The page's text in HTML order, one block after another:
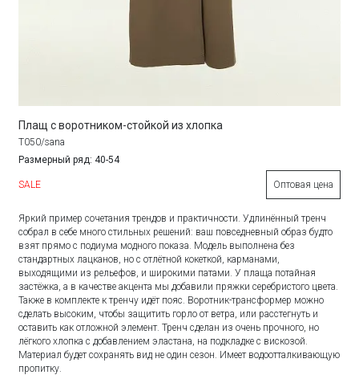
Плащ с воротником-стойкой из хлопка
T050/sana
Размерный ряд: 40-54
SALE Оптовая цена
Яркий пример сочетания трендов и практичности. Удлинённый тренч
собрал в себе много стильных решений: ваш повседневный образ будто
взят прямо с подиума модного показа. Модель выполнена без
стандартных лацканов, но с отлётной кокеткой, карманами,
выходящими из рельефов, и широкими патами. У плаща потайная
застёжка, а в качестве акцента мы добавили пряжки серебристого цвета.
Также в комплекте к тренчу идёт пояс. Воротник-трансформер можно
сделать высоким, чтобы защитить горло от ветра, или расстегнуть и
оставить как отложной элемент. Тренч сделан из очень прочного, но
лёгкого хлопка с добавлением эластана, на подкладке с вискозой.
Материал будет сохранять вид не один сезон. Имеет водоотталкивающую
пропитку.